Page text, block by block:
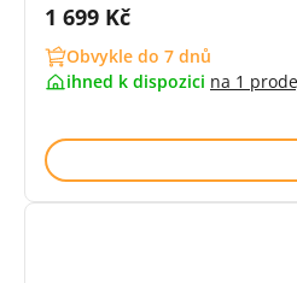
Cena s DPH:
1 699 Kč
Obvykle do 7 dnů
ihned k dispozici na 1